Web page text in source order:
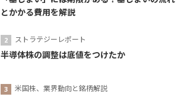
とかかる費用を解説
ストラテジーレポート
半導体株の調整は底値をつけたか
米国株、業界動向と銘柄解説